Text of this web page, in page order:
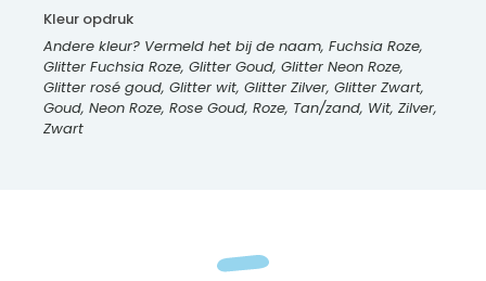
Kleur opdruk
Andere kleur? Vermeld het bij de naam, Fuchsia Roze,
Glitter Fuchsia Roze, Glitter Goud, Glitter Neon Roze,
Glitter rosé goud, Glitter wit, Glitter Zilver, Glitter Zwart,
Goud, Neon Roze, Rose Goud, Roze, Tan/zand, Wit, Zilver,
Zwart